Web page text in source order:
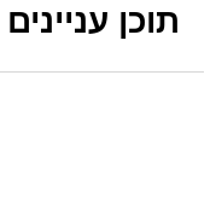
תוכן עניינים